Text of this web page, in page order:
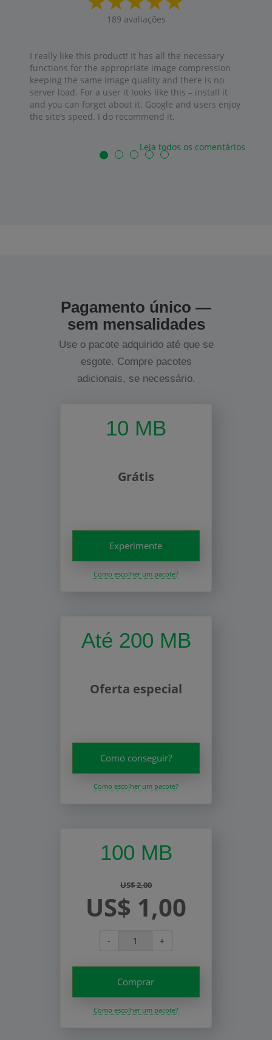
189 avaliações
I really like this product! It has all the necessary
functions for the appropriate image compression
keeping the same image quality and there is no
server load. For a user it looks like this – install it
and you can forget about it. Google and users enjoy
the site’s speed. I do recommend it.
Leia todos os comentários
Pagamento único —
sem mensalidades
Use o pacote adquirido até que se
esgote. Compre pacotes
adicionais, se necessário.
10 MB
Grátis
Experimente
Como escolher um pacote?
Até 200 MB
Oferta especial
Como conseguir?
Como escolher um pacote?
100 MB
US$ 2,00
US$ 1,00
- +
Comprar
Como escolher um pacote?